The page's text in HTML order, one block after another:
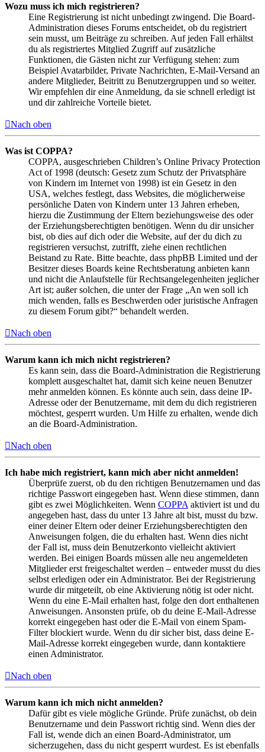
Wozu muss ich mich registrieren?
Eine Registrierung ist nicht unbedingt zwingend. Die Board-
Administration dieses Forums entscheidet, ob du registriert
sein musst, um Beiträge zu schreiben. Auf jeden Fall erhältst
du als registriertes Mitglied Zugriff auf zusätzliche
Funktionen, die Gästen nicht zur Verfügung stehen: zum
Beispiel Avatarbilder, Private Nachrichten, E-Mail-Versand an
andere Mitglieder, Beitritt zu Benutzergruppen und so weiter.
Wir empfehlen dir eine Anmeldung, da sie schnell erledigt ist
und dir zahlreiche Vorteile bietet.
Nach oben
Was ist COPPA?
COPPA, ausgeschrieben Children’s Online Privacy Protection
Act of 1998 (deutsch: Gesetz zum Schutz der Privatsphäre
von Kindern im Internet von 1998) ist ein Gesetz in den
USA, welches festlegt, dass Websites, die möglicherweise
persönliche Daten von Kindern unter 13 Jahren erheben,
hierzu die Zustimmung der Eltern beziehungsweise des oder
der Erziehungsberechtigten benötigen. Wenn du dir unsicher
bist, ob dies auf dich oder die Website, auf der du dich zu
registrieren versuchst, zutrifft, ziehe einen rechtlichen
Beistand zu Rate. Bitte beachte, dass phpBB Limited und der
Besitzer dieses Boards keine Rechtsberatung anbieten kann
und nicht die Anlaufstelle für Rechtsangelegenheiten jeglicher
Art ist; außer solchen, die unter der Frage „An wen soll ich
mich wenden, falls es Beschwerden oder juristische Anfragen
zu diesem Forum gibt?“ behandelt werden.
Nach oben
Warum kann ich mich nicht registrieren?
Es kann sein, dass die Board-Administration die Registrierung
komplett ausgeschaltet hat, damit sich keine neuen Benutzer
mehr anmelden können. Es könnte auch sein, dass deine IP-
Adresse oder der Benutzername, mit dem du dich registrieren
möchtest, gesperrt wurden. Um Hilfe zu erhalten, wende dich
an die Board-Administration.
Nach oben
Ich habe mich registriert, kann mich aber nicht anmelden!
Überprüfe zuerst, ob du den richtigen Benutzernamen und das
richtige Passwort eingegeben hast. Wenn diese stimmen, dann
gibt es zwei Möglichkeiten. Wenn COPPA aktiviert ist und du
angegeben hast, dass du unter 13 Jahre alt bist, musst du bzw.
einer deiner Eltern oder deiner Erziehungsberechtigten den
Anweisungen folgen, die du erhalten hast. Wenn dies nicht
der Fall ist, muss dein Benutzerkonto vielleicht aktiviert
werden. Bei einigen Boards müssen alle neu angemeldeten
Mitglieder erst freigeschaltet werden – entweder musst du dies
selbst erledigen oder ein Administrator. Bei der Registrierung
wurde dir mitgeteilt, ob eine Aktivierung nötig ist oder nicht.
Wenn du eine E-Mail erhalten hast, folge den dort enthaltenen
Anweisungen. Ansonsten prüfe, ob du deine E-Mail-Adresse
korrekt eingegeben hast oder die E-Mail von einem Spam-
Filter blockiert wurde. Wenn du dir sicher bist, dass deine E-
Mail-Adresse korrekt eingegeben wurde, dann kontaktiere
einen Administrator.
Nach oben
Warum kann ich mich nicht anmelden?
Dafür gibt es viele mögliche Gründe. Prüfe zunächst, ob dein
Benutzername und dein Passwort richtig sind. Wenn dies der
Fall ist, wende dich an einen Board-Administrator, um
sicherzugehen, dass du nicht gesperrt wurdest. Es ist ebenfalls